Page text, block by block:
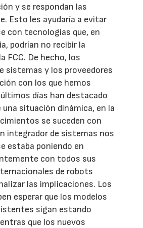
y se respondan las
Esto les ayudaría a evitar
con tecnologías que, en
podrían no recibir la
FCC. De hecho, los
sistemas y los proveedores
con los que hemos
días han destacado
una situación dinámica, en la
se suceden con
integrador de sistemas nos
estaba poniendo en
con todos sus
de robots
las implicaciones. Los
esperar que los modelos
sigan estando
que los nuevos